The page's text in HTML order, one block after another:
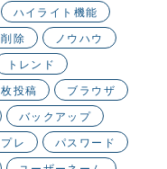
ハイライト機能
除 ノウハウ
トレンド
投稿 ブラウザ
バックアップ
レ パスワード